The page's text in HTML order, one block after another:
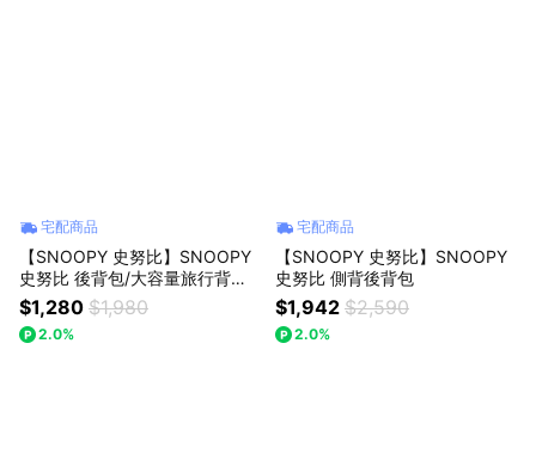
宅配商品
【SNOOPY 史努比】SNOOPY
史努比 後背包/大容量旅行背包/
輕量通勤包
$1,280 $1,980
2.0%
宅配商品
【SNOOPY 史努比】SNOOPY
史努比 側背後背包
$1,942 $2,590
2.0%